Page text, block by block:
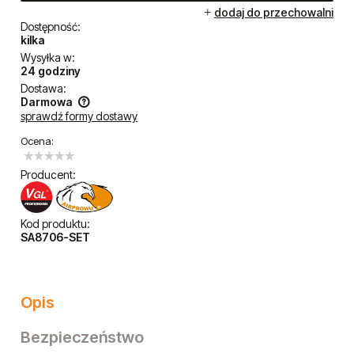
dodaj do przechowalni
Dostępność:
kilka
Wysyłka w:
24 godziny
Dostawa:
Darmowa
Cena nie zawiera ewentualnych kosztów płatności
sprawdź formy dostawy
Ocena:
Producent:
Kod produktu:
SA8706-SET
Opis
Bezpieczeństwo